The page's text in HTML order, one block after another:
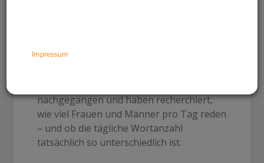
Frauen reden mehr als Männer. Ist das
nachgegangen und haben recherchiert,
wie viel Frauen und Männer pro Tag reden
– und ob die tägliche Wortanzahl
tatsächlich so unterschiedlich ist.